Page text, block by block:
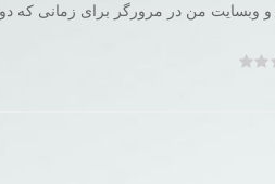
و وبسایت من در مرورگر برای زمانی که